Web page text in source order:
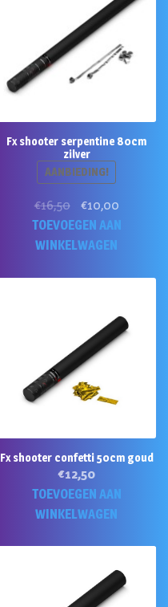
Fx shooter serpentine 80cm
zilver
AANBIEDING!
€16,50
Oorspronkelijke
prijs
was:
€10,00Huidige
prijs
TOEVOEGEN AAN
WINKELWAGEN
Fx shooter confetti 50cm goud
€12,50
TOEVOEGEN AAN
WINKELWAGEN